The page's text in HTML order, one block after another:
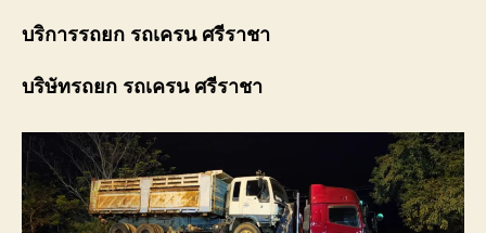
บริการรถยก รถเครน ศรีราชา
บริษัทรถยก รถเครน ศรีราชา